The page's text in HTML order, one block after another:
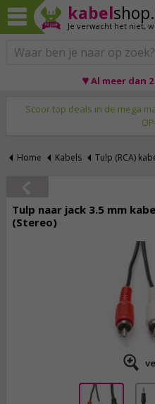
kabel
Je verwacht het niet,
♥ Al meer dan
Scoor top deals in de mega
Home Kabels Tulp (RCA)
Tulp naar jack 3.5 mm
(Stereo)